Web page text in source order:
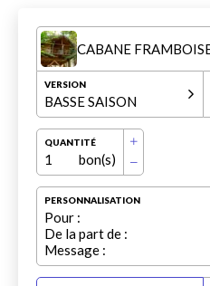
VERSION
BASSE SAISON
QUANTITÉ
1 bon(s)
PERSONNALISATION
Pour :
De la part de :
Message :